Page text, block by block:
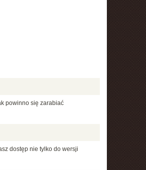
powinno się zarabiać
dostęp nie tylko do wersji